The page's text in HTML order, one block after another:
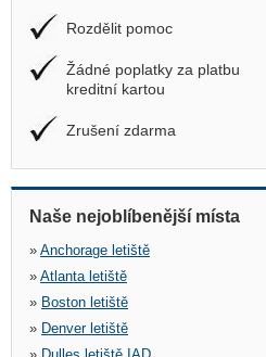
Rozdělit pomoc
Žádné poplatky za platbu
kreditní kartou
Zrušení zdarma
Naše nejoblíbenější místa
» Anchorage letiště
» Atlanta letiště
» Boston letiště
» Denver letiště